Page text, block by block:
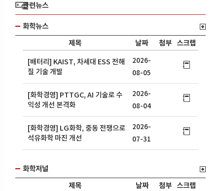
관련뉴스
화학뉴스
제목
날짜 첨부 스크랩
[배터리] KAIST, 차세대 ESS 전해
질 기술 개발
2026-
08-05
[화학경영] PTTGC, AI 기술로 수
익성 개선 본격화
2026-
08-04
[화학경영] LG화학, 중동 전쟁으로
석유화학 마진 개선
2026-
07-31
화학저널
제목
날짜 첨부 스크랩